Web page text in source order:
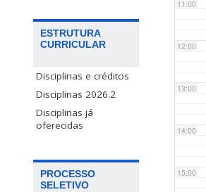
ESTRUTURA
CURRICULAR
Disciplinas e créditos
Disciplinas 2026.2
Disciplinas já
oferecidas
PROCESSO
SELETIVO
11:00
12:00
13:00
14:00
15:00